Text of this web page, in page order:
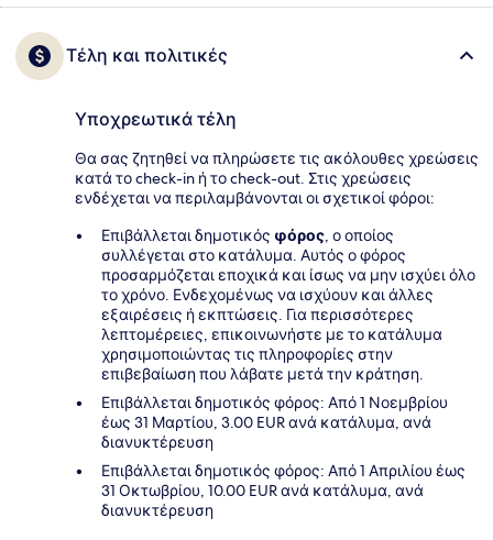
Τέλη και πολιτικές
Υποχρεωτικά τέλη
Θα σας ζητηθεί να πληρώσετε τις ακόλουθες χρεώσεις
κατά το check-in ή το check-out. Στις χρεώσεις
ενδέχεται να περιλαμβάνονται οι σχετικοί φόροι:
Επιβάλλεται δημοτικός φόρος, ο οποίος
συλλέγεται στο κατάλυμα. Αυτός ο φόρος
προσαρμόζεται εποχικά και ίσως να μην ισχύει όλο
το χρόνο. Ενδεχομένως να ισχύουν και άλλες
εξαιρέσεις ή εκπτώσεις. Για περισσότερες
λεπτομέρειες, επικοινωνήστε με το κατάλυμα
χρησιμοποιώντας τις πληροφορίες στην
επιβεβαίωση που λάβατε μετά την κράτηση.
Επιβάλλεται δημοτικός φόρος: Από 1 Νοεμβρίου
έως 31 Μαρτίου, 3.00 EUR ανά κατάλυμα, ανά
διανυκτέρευση
Επιβάλλεται δημοτικός φόρος: Από 1 Απριλίου έως
31 Οκτωβρίου, 10.00 EUR ανά κατάλυμα, ανά
διανυκτέρευση